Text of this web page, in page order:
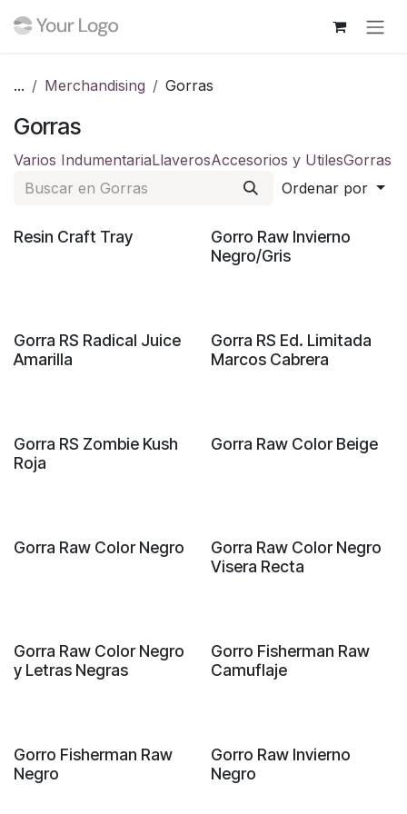
... Merchandising Gorras
Gorras
Varios IndumentariaLlaverosAccesorios y UtilesGorras
Ordenar por
Sin existencias
Resin Craft Tray
Gorro Raw Invierno
Negro/Gris
Gorra RS Radical Juice
Amarilla
Gorra RS Ed. Limitada
Marcos Cabrera
Gorra RS Zombie Kush
Roja
Gorra Raw Color Beige
Gorra Raw Color Negro
Gorra Raw Color Negro
Visera Recta
Gorra Raw Color Negro
y Letras Negras
Gorro Fisherman Raw
Camuflaje
Gorro Fisherman Raw
Negro
Gorro Raw Invierno
Negro